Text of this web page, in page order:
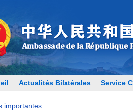
Actualités Bilatérales Service
importantes